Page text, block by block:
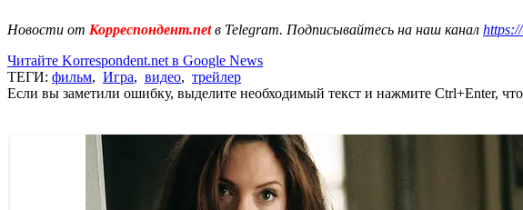
Новости от Корреспондент.netв Telegram. Подписывайтесь на наш канал
Читайте Korrespondent.net в Google News
ТЕГИ: фильм, Игра, видео, трейлер
Если вы заметили ошибку, выделите необходимый текст и нажмите Ctrl+Enter,